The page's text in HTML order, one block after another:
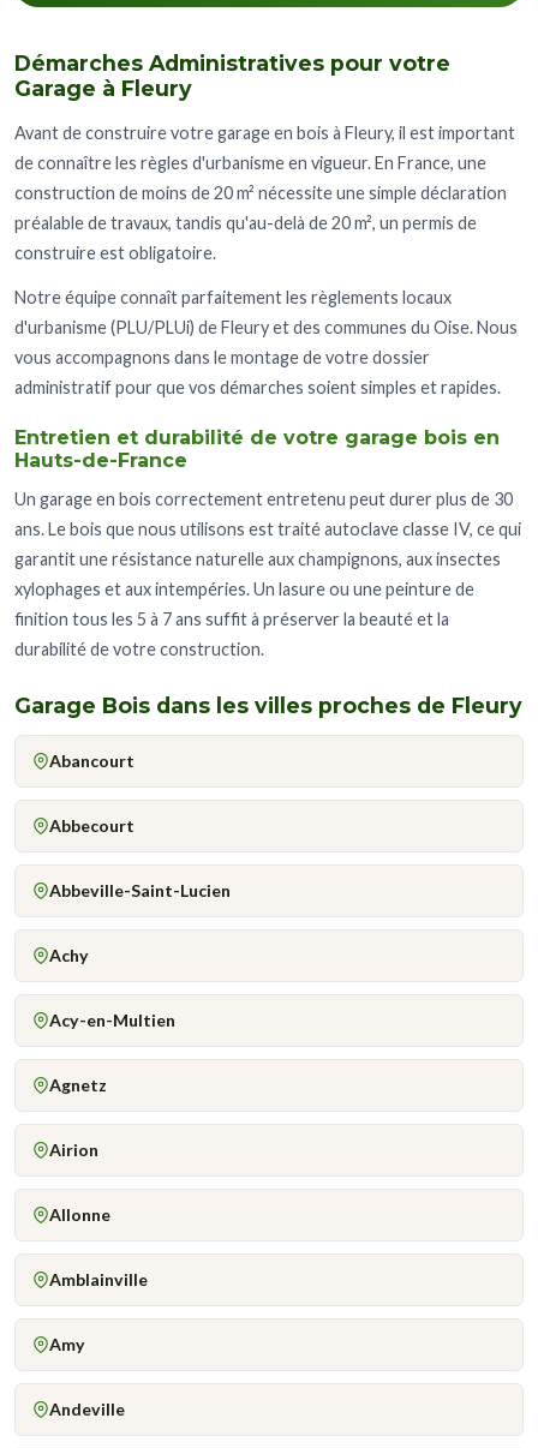
Démarches Administratives pour votre
Garage à Fleury
Avant de construire votre garage en bois à Fleury, il est important
de connaître les règles d'urbanisme en vigueur. En France, une
construction de moins de 20 m² nécessite une simple déclaration
préalable de travaux, tandis qu'au-delà de 20 m², un permis de
construire est obligatoire.
Notre équipe connaît parfaitement les règlements locaux
d'urbanisme (PLU/PLUi) de Fleury et des communes du Oise. Nous
vous accompagnons dans le montage de votre dossier
administratif pour que vos démarches soient simples et rapides.
Entretien et durabilité de votre garage bois en
Hauts-de-France
Un garage en bois correctement entretenu peut durer plus de 30
ans. Le bois que nous utilisons est traité autoclave classe IV, ce qui
garantit une résistance naturelle aux champignons, aux insectes
xylophages et aux intempéries. Un lasure ou une peinture de
finition tous les 5 à 7 ans suffit à préserver la beauté et la
durabilité de votre construction.
Garage Bois dans les villes proches de Fleury
Abancourt
Abbecourt
Abbeville-Saint-Lucien
Achy
Acy-en-Multien
Agnetz
Airion
Allonne
Amblainville
Amy
Andeville